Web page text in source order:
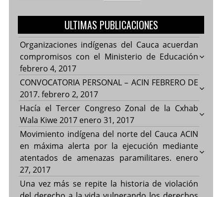
ULTIMAS PUBLICACIONES
Organizaciones indígenas del Cauca acuerdan
compromisos con el Ministerio de Educación
febrero 4, 2017
CONVOCATORIA PERSONAL – ACIN FEBRERO DE
2017. febrero 2, 2017
Hacía el Tercer Congreso Zonal de la Cxhab
Wala Kiwe 2017 enero 31, 2017
Movimiento indígena del norte del Cauca ACIN
en máxima alerta por la ejecución mediante
atentados de amenazas paramilitares. enero
27, 2017
Una vez más se repite la historia de violación